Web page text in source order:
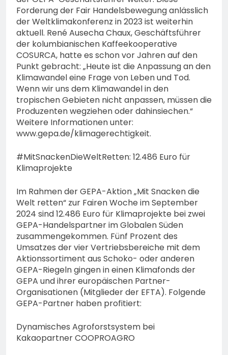
Forderung der Fair Handelsbewegung anlässlich
der Weltklimakonferenz in 2023 ist weiterhin
aktuell. René Ausecha Chaux, Geschäftsführer
der kolumbianischen Kaffeekooperative
COSURCA, hatte es schon vor Jahren auf den
Punkt gebracht: „Heute ist die Anpassung an den
Klimawandel eine Frage von Leben und Tod.
Wenn wir uns dem Klimawandel in den
tropischen Gebieten nicht anpassen, müssen die
Produzenten wegziehen oder dahinsiechen.“
Weitere Informationen unter:
www.gepa.de/klimagerechtigkeit.
#MitSnackenDieWeltRetten: 12.486 Euro für
Klimaprojekte
Im Rahmen der GEPA-Aktion „Mit Snacken die
Welt retten“ zur Fairen Woche im September
2024 sind 12.486 Euro für Klimaprojekte bei zwei
GEPA-Handelspartner im Globalen Süden
zusammengekommen. Fünf Prozent des
Umsatzes der vier Vertriebsbereiche mit dem
Aktionssortiment aus Schoko- oder anderen
GEPA-Riegeln gingen in einen Klimafonds der
GEPA und ihrer europäischen Partner-
Organisationen (Mitglieder der EFTA). Folgende
GEPA-Partner haben profitiert:
Dynamisches Agroforstsystem bei
Kakaopartner COOPROAGRO